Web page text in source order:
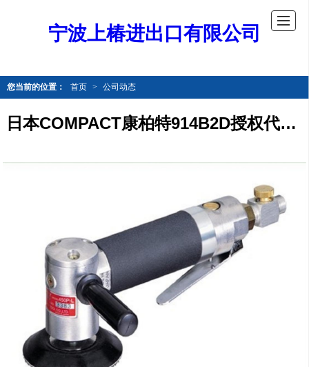
宁波上椿进出口有限公司
您当前的位置： 首页 > 公司动态
日本COMPACT康柏特914B2D授权代理商